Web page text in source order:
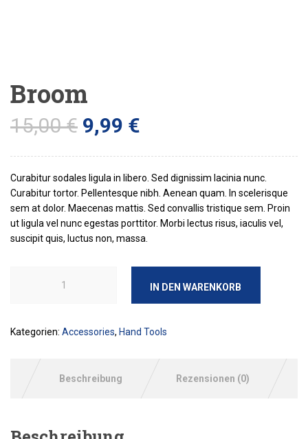
Broom
15,00€ 9,99 €
Curabitur sodales ligula in libero. Sed dignissim lacinia nunc.
Curabitur tortor. Pellentesque nibh. Aenean quam. In scelerisque
sem at dolor. Maecenas mattis. Sed convallis tristique sem. Proin
ut ligula vel nunc egestas porttitor. Morbi lectus risus, iaculis vel,
suscipit quis, luctus non, massa.
IN DEN WARENKORB
Kategorien: Accessories, Hand Tools
Beschreibung Rezensionen (0)